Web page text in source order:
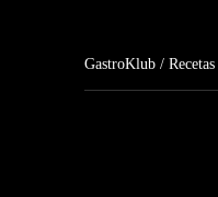
GastroKlub / Recetas